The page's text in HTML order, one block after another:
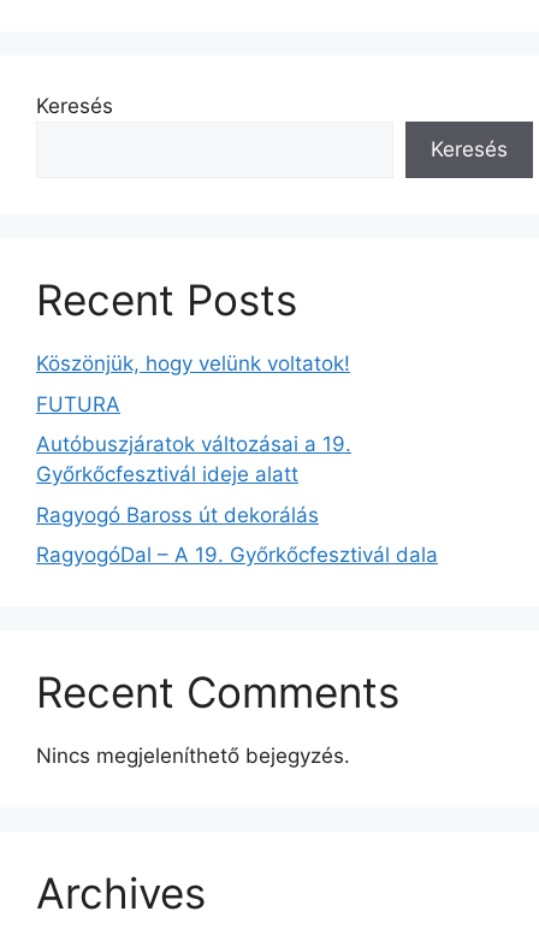
Keresés
Keresés
Recent Posts
Köszönjük, hogy velünk voltatok!
FUTURA
Autóbuszjáratok változásai a 19.
Győrkőcfesztivál ideje alatt
Ragyogó Baross út dekorálás
RagyogóDal – A 19. Győrkőcfesztivál dala
Recent Comments
Nincs megjeleníthető bejegyzés.
Archives